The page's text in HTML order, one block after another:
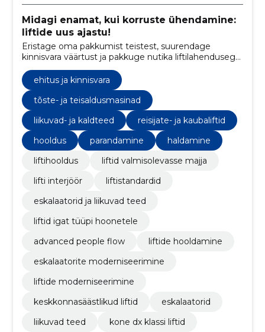
Midagi enamat, kui korruste ühendamine:
liftide uus ajastu!
Eristage oma pakkumist teistest, suurendage
kinnisvara väärtust ja pakkuge nutika liftilahendusega
parimat kasutajaelamust.
ehitus ja kinnisvara
tõste- ja teisaldusmasinad
liikuvad- ja kaldteed
reisijate- ja kaubaliftid
hooldus
parandamine
haldamine
liftihooldus
liftid valmisolevasse majja
lifti interjöör
liftistandardid
eskalaatorid ja liikuvad teed
liftid igat tüüpi hoonetele
advanced people flow
liftide hooldamine
eskalaatorite moderniseerimine
liftide moderniseerimine
keskkonnasäästlikud liftid
eskalaatorid
liikuvad teed
kone dx klassi liftid